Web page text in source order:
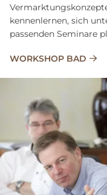
kennenlernen, sich
passenden Seminare
WORKSHOP BAD